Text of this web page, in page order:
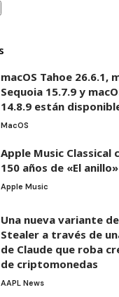
macOS Tahoe 26.6.1,
Sequoia 15.7.9 y
14.8.9 están
MacOS
Apple Music Classical
150 años de «El
Apple Music
Una nueva variante
Stealer a través de
de Claude que roba
de criptomonedas
AAPL News